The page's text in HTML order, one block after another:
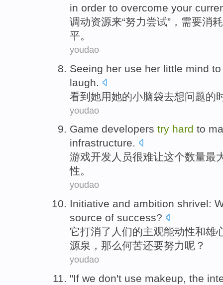
in order to overcome your
调动资源来“努力尝试”， 需要消耗
平。
youdao
Seeing her use her little mind to
laugh
看到 她用她的小脑袋去想问题的
youdao
Game developers try hard to
infrastructure.
游戏开发 人员很难让这个数量最
性。
youdao
Initiative and ambition shrivel:
source of success?
它打消了人们的主观能动性和雄
源泉 ， 那么何苦还要努力呢？
youdao
"If we don't use makeup, the